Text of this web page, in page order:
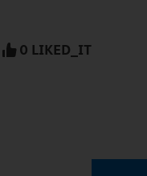
0 LIKED_IT